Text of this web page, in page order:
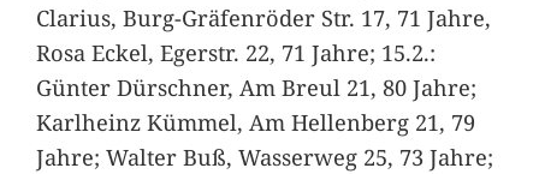
Clarius, Burg-Gräfenröder Str. 17, 71 Jahre,
Rosa Eckel, Egerstr. 22, 71 Jahre; 15.2.:
Günter Dürschner, Am Breul 21, 80 Jahre;
Karlheinz Kümmel, Am Hellenberg 21, 79
Jahre; Walter Buß, Wasserweg 25, 73 Jahre;